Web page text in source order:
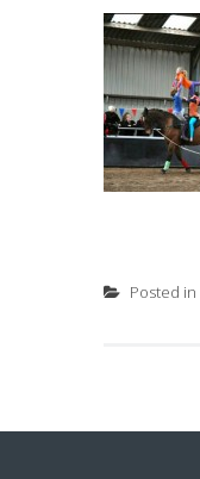
Posted in